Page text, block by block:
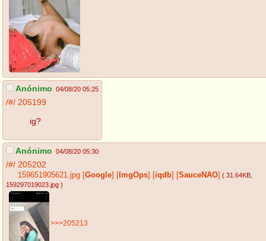
Anónimo 04/08/20 05:25
/#/ 205199
ig?
Anónimo 04/08/20 05:30
/#/ 205202
159651905621.jpg [Google] [ ImgOps] [iqdb] [SauceNAO] ( 31.64KB
159297019023.jpg )
>>>205213